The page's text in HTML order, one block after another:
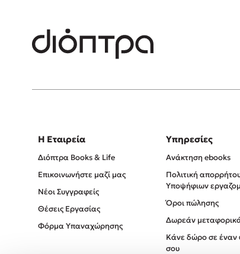
Η Εταιρεία
Διόπτρα Books & Life
Επικοινωνήστε μαζί μας
Νέοι Συγγραφείς
Θέσεις Εργασίας
Φόρμα Υπαναχώρησης
Υπηρεσίες
Ανάκτηση ebooks
Πολιτική
Υποψήφιων
Όροι πώλησης
Δωρεάν
Κάνε δώρο σε έναν
σου